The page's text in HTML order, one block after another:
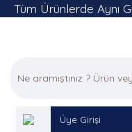
Tüm Ürünlerde Aynı
Üye Girişi